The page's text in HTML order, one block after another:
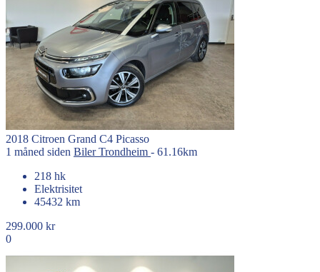
2018 Citroen Grand C4 Picasso
1 måned siden BilerTrondheim - 61.16km
218 hk
Elektrisitet
45432 km
299.000 kr
0